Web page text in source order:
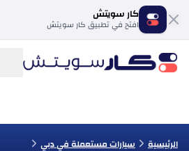
كار سويتش
افتح في تطبيق كار سويتش
الرئيسية
سيارات مستعملة في دبي